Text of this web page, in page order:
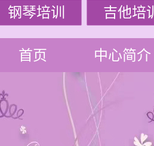
钢琴培训 吉他培训
首页 中心简介